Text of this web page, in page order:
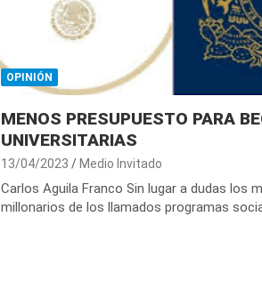
OPINIÓN
MENOS PRESUPUESTO PARA
UNIVERSITARIAS
13/04/2023 Medio Invitado
Carlos Aguila Franco Sin lugar a dudas los
millonarios de los llamados programas